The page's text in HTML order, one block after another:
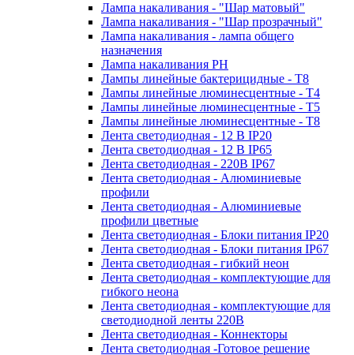
Лампа накаливания - "Шар матовый"
Лампа накаливания - "Шар прозрачный"
Лампа накаливания - лампа общего
назначения
Лампа накаливания РН
Лампы линейные бактерицидные - Т8
Лампы линейные люминесцентные - Т4
Лампы линейные люминесцентные - Т5
Лампы линейные люминесцентные - Т8
Лента светодиодная - 12 В IP20
Лента светодиодная - 12 В IP65
Лента светодиодная - 220В IP67
Лента светодиодная - Алюминиевые
профили
Лента светодиодная - Алюминиевые
профили цветные
Лента светодиодная - Блоки питания IP20
Лента светодиодная - Блоки питания IP67
Лента светодиодная - гибкий неон
Лента светодиодная - комплектующие для
гибкого неона
Лента светодиодная - комплектующие для
светодиодной ленты 220В
Лента светодиодная - Коннекторы
Лента светодиодная -Готовое решение